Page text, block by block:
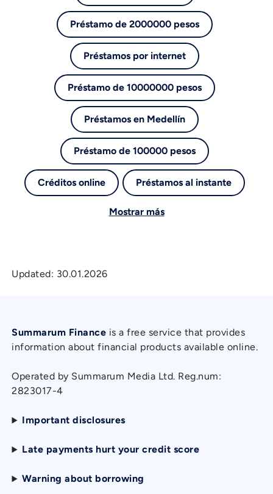
Préstamo de 2000000 pesos
Préstamos por internet
Préstamo de 10000000 pesos
Préstamos en Medellín
Préstamo de 100000 pesos
Créditos online Préstamos al instante
Mostrar más
Updated: 30.01.2026
Summarum Finance is a free service that provides
information about financial products available online.
Operated by Summarum Media Ltd. Reg.num:
2823017-4
Important disclosures
Late payments hurt your credit score
Warning about borrowing